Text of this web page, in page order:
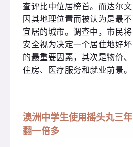
查评比中位居榜首。而达尔文
因其地理位置而被认为是最不
宜居的城市。调查中，市民将
安全视为决定一个居住地好坏
的最重要因素，其次是物价、
住房、医疗服务和就业前景。
澳洲中学生使用摇头丸三年
翻一倍多